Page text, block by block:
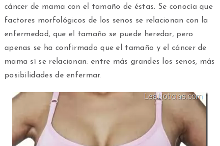
cáncer de mama con el tamaño de éstas. Se conocía que
factores morfológicos de los senos se relacionan con la
enfermedad, que el tamaño se puede heredar, pero
apenas se ha confirmado que el tamaño y el cáncer de
mama sí se relacionan: entre más grandes los senos, más
posibilidades de enfermar.